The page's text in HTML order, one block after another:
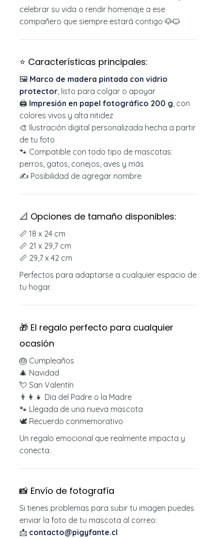
celebrar su vida o rendir homenaje a ese
compañero que siempre estará contigo 🐶🐱
⭐ Características principales:
🖼️ Marco de madera pintada con vidrio
protector, listo para colgar o apoyar
🖨️ Impresión en papel fotográfico 200 g, con
colores vivos y alta nitidez
🎨 Ilustración digital personalizada hecha a partir
de tu foto
🐾 Compatible con todo tipo de mascotas:
perros, gatos, conejos, aves y más
✍️ Posibilidad de agregar nombre
📐 Opciones de tamaño disponibles:
📏 18 x 24 cm
📏 21 x 29,7 cm
📏 29,7 x 42 cm
Perfectos para adaptarse a cualquier espacio de
tu hogar.
🎁 El regalo perfecto para cualquier
ocasión
🎂 Cumpleaños
🎄 Navidad
💘 San Valentín
👨‍👩‍👧 Día del Padre o la Madre
🐾 Llegada de una nueva mascota
🕊️ Recuerdo conmemorativo
Un regalo emocional que realmente impacta y
conecta.
📸 Envío de fotografía
Si tienes problemas para subir tu imagen puedes
enviar la foto de tu mascota al correo:
📩 contacto@pigyfante.cl